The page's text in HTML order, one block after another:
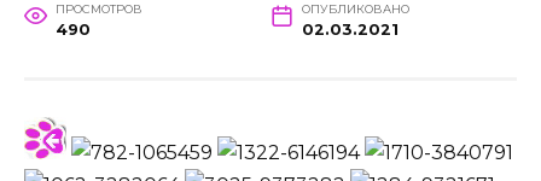
ПРОСМОТРОВ
490
ОПУБЛИКОВАНО
02.03.2021